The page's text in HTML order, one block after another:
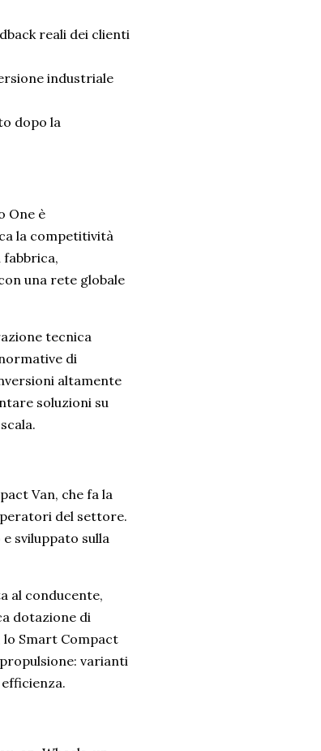
reali dei clienti
industriale
dopo la
One è
la competitività
una rete globale
tecnica
di
altamente
soluzioni su
Van, che fa la
del settore.
sviluppato sulla
al conducente,
dotazione di
Smart Compact
varianti